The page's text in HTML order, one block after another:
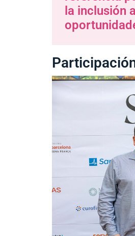
la inclusión